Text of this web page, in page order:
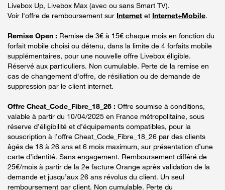
Livebox Up, Livebox Max (avec ou sans Smart TV).
Voir l'offre de remboursement sur Internet et Internet+Mobile.
Remise Open : Remise de 3€ à 15€ chaque mois en fonction du
forfait mobile choisi ou détenu, dans la limite de 4 forfaits mobile
supplémentaires, pour une nouvelle offre Livebox éligible.
Réservé aux particuliers. Non cumulable. Perte de la remise en
cas de changement d'offre, de résiliation ou de demande de
suppression par le client internet.
Offre Cheat_Code_Fibre_18_26 : Offre soumise à conditions,
valable à partir du 10/04/2025 en France métropolitaine, sous
réserve d’éligibilité et d’équipements compatibles, pour la
souscription à l’offre Cheat_Code_Fibre_18_26 par des clients
âgés de 18 à 26 ans et 6 mois maximum, sur présentation d’une
carte d’identité. Sans engagement. Remboursement différé de
25€/mois à partir de la 2e facture Orange après validation de la
demande et jusqu’aux 26 ans révolus du client. Un seul
remboursement par client. Non cumulable. Perte du